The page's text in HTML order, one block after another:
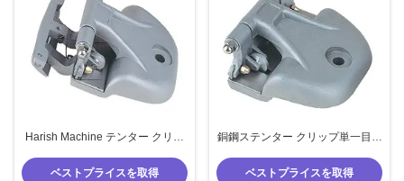
Harish Machine テンター クリッ
ップ 銅 スチール PEEK
ベストプライスを取得
銅鋼ステンター クリップ単一目的
リップ
ベストプライスを取得